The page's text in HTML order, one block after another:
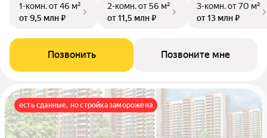
1-комн.от 46 м²
от 9,5 млн ₽
2-комн.от 56 м²
от 11,5 млн ₽
3-комн.от 70 м²
от 13 млн ₽
Позвонить Позвоните мне
есть сданные, но стройка заморожена